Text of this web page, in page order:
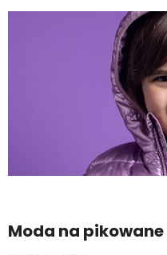
Moda na